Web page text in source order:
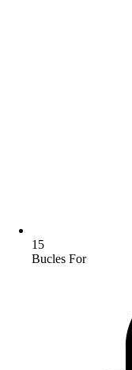
15
Bucles For